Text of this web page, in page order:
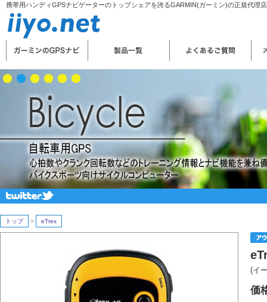
携帯用ハンディGPSナビゲーターのトップシェアを誇るGARMIN(ガーミン)の正規代理
トップ > eTrex
(イ
価